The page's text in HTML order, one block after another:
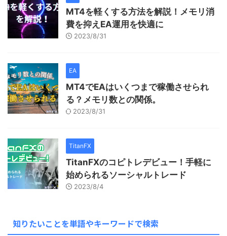
MT4を軽くする方法を解説！メモリ消
費を抑えEA運用を快適に
2023/8/31
EA
MT4でEAはいくつまで稼働させられ
る？メモリ数との関係。
2023/8/31
TitanFX
TitanFXのコピトレデビュー！手軽に
始められるソーシャルトレード
2023/8/4
知りたいことを単語やキーワードで検索